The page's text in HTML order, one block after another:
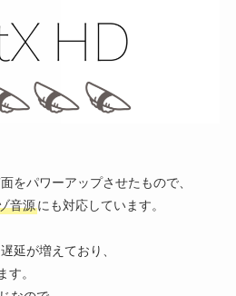
をパワーアップさせたもので、
音源にも対応しています。
延が増えており、
す。